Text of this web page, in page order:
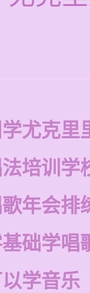
尤克里
培训学
年会排
础学唱
学音乐